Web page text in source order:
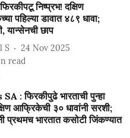
निष्प्रभ! दक्षिण
पहिल्या डावात ४८९ धावा;
यान्सेनची छाप
S
24 Nov 2025
read
: फिरकीपुढे भारताची पुन्हा
आफ्रिकेची ३० धावांनी सरशी;
प्रथमच भारतात कसोटी जिंकण्यात